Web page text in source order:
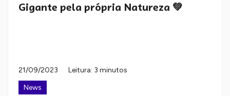
Gigante pela própria Natureza 💚
21/09/2023
Leitura: 3 minutos
News